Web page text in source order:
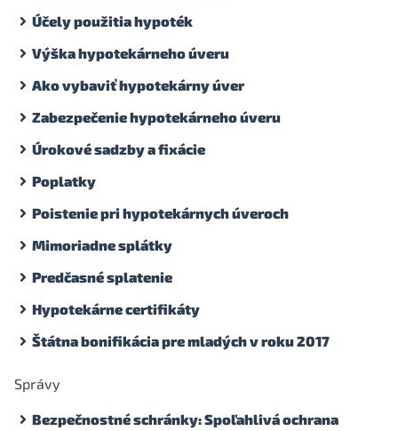
Účely použitia hypoték
Výška hypotekárneho úveru
Ako vybaviť hypotekárny úver
Zabezpečenie hypotekárneho úveru
Úrokové sadzby a fixácie
Poplatky
Poistenie pri hypotekárnych úveroch
Mimoriadne splátky
Predčasné splatenie
Hypotekárne certifikáty
Štátna bonifikácia pre mladých v roku 2017
Správy
Bezpečnostné schránky: Spoľahlivá ochrana